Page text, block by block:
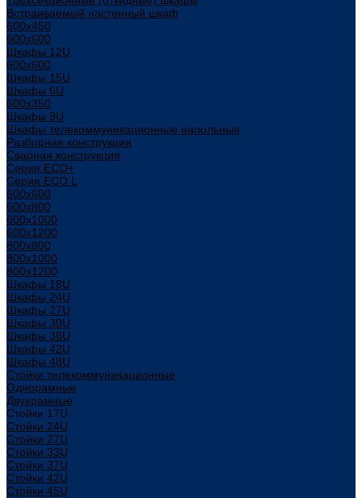
Встраиваемый настенный шкаф
600x450
600x600
Шкафы 12U
600x600
Шкафы 15U
Шкафы 6U
600x350
Шкафы 9U
Шкафы телекоммуникационные напольные
Разборная конструкция
Сварная конструкция
Серия ECO+
Серия ECO L
600x600
600x800
600х1000
600х1200
800x800
800х1000
800х1200
Шкафы 18U
Шкафы 24U
Шкафы 27U
Шкафы 30U
Шкафы 36U
Шкафы 42U
Шкафы 48U
Стойки телекоммуникационные
Однорамные
Двухрамные
Стойки 17U
Стойки 24U
Стойки 27U
Стойки 33U
Стойки 37U
Стойки 42U
Стойки 45U